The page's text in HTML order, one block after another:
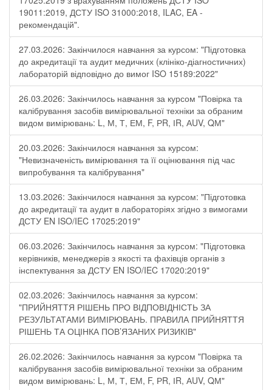
19011:2019, ДСТУ ISO 31000:2018, ILAC, EA -
рекомендацій".
27.03.2026: Закінчилося навчання за курсом: "Підготовка
до акредитації та аудит медичних (клініко-діагностичних)
лабораторій відповідно до вимог ISO 15189:2022"
26.03.2026: Закінчилось навчання за курсом "Повірка та
калібрування засобів вимірювальної техніки за обраним
видом вимірювань: L, М, Т, ЕМ, F, РR, ІR, АUV, QМ"
20.03.2026: Закінчилося навчання за курсом:
"Невизначеність вимірювання та її оцінювання під час
випробування та калібрування"
13.03.2026: Закінчилося навчання за курсом: "Підготовка
до акредитації та аудит в лабораторіях згідно з вимогами
ДСТУ EN ISO/IEC 17025:2019"
06.03.2026: Закінчилось навчання за курсом: "Підготовка
керівників, менеджерів з якості та фахівців органів з
інспектування за ДСТУ EN ISO/IEC 17020:2019"
02.03.2026: Закінчилось навчання за курсом:
"ПРИЙНЯТТЯ РІШЕНЬ ПРО ВІДПОВІДНІСТЬ ЗА
РЕЗУЛЬТАТАМИ ВИМІРЮВАНЬ. ПРАВИЛА ПРИЙНЯТТЯ
РІШЕНЬ ТА ОЦІНКА ПОВ’ЯЗАНИХ РИЗИКІВ"
26.02.2026: Закінчилось навчання за курсом "Повірка та
калібрування засобів вимірювальної техніки за обраним
видом вимірювань: L, М, Т, ЕМ, F, РR, ІR, АUV, QМ"